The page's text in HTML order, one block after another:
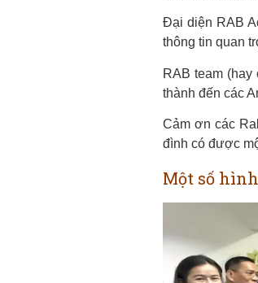
Đại diện RAB
thông tin quan
RAB team
thành đến các
Cảm ơn các
đình có được
Một số